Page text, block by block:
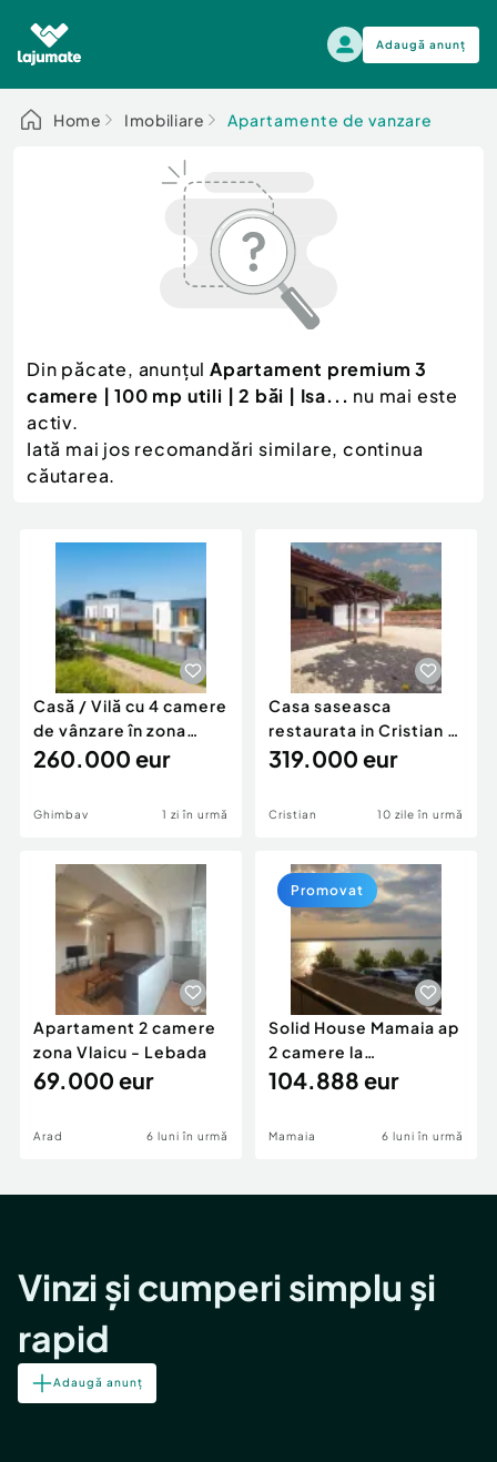
Adaugă anunț
Alege categoria
Auto, moto si ambarcatiuni
Electronice si electrocasnice
Mama si copilul
Moda si frumusete
Sport, timp liber, arta
Agro si Industrie
Animale de companie
Afaceri și echipamente profesionale
Inchiriere Bunuri si Vehicule
Auto, moto si ambarcatiuni
Scutere - ATV - UTV
Autoutilitare
Ambarcatiuni
Camioane - Rulote - Remorci
Motociclete
Piese auto si accesorii
Dacia Duster
Home Imobiliare Apartamente de vanzare
Din păcate, anunțul Apartament premium 3
camere | 100 mp utili | 2 băi | Isa... nu mai este
activ.
Iată mai jos recomandări similare, continua
căutarea.
Casă / Vilă cu 4 camere
de vânzare în zona
Ghimbav Li...
260.000 eur
Ghimbav 1 zi în urmă
Casa saseasca
restaurata in Cristian |
Str. Laterala nr. 64
319.000 eur
Cristian 10 zile în urmă
Apartament 2 camere
zona Vlaicu - Lebada
69.000 eur
Arad 6 luni în urmă
Solid House Mamaia ap
2 camere la
cheie,langa Mega
104.888 eur
Mamaia 6 luni în urmă
Promovat
Vinzi și cumperi simplu și
rapid
Adaugă anunț